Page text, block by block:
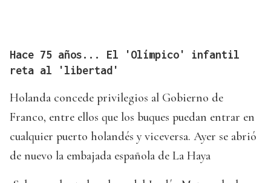
Hace 75 años... El 'Olímpico' infantil
reta al 'libertad'
Holanda concede privilegios al Gobierno de
Franco, entre ellos que los buques puedan entrar en
cualquier puerto holandés y viceversa. Ayer se abrió
de nuevo la embajada española de La Haya